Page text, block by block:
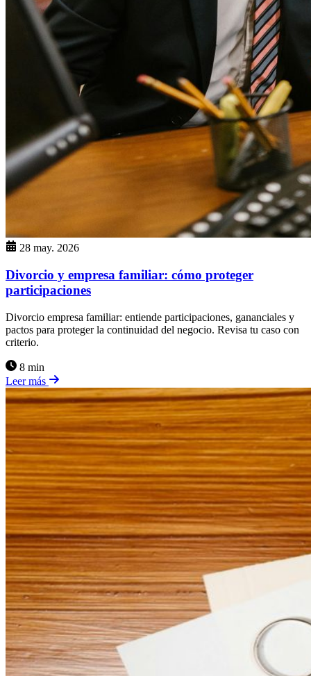
28 may. 2026
Divorcio y empresa familiar: cómo proteger
participaciones
Divorcio empresa familiar: entiende participaciones, gananciales y
pactos para proteger la continuidad del negocio. Revisa tu caso con
criterio.
8 min
Leer más